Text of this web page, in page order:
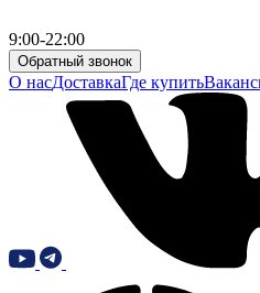
9:00-22:00
Обратный звонок
О насДоставкаГде купить